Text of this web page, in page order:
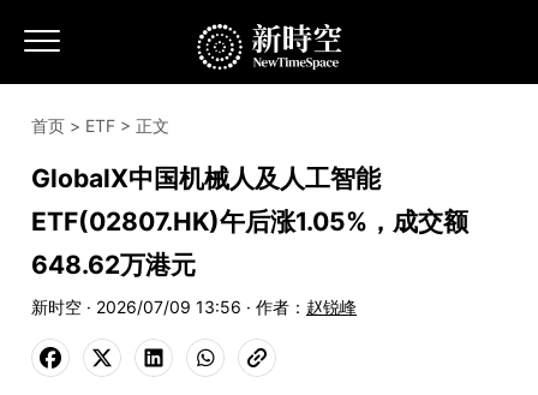
首页 > ETF > 正文
GlobalX中国机械人及人工智能
ETF(02807.HK)午后涨1.05%，成交额
648.62万港元
新时空 · 2026/07/09 13:56 · 作者： 赵锐峰